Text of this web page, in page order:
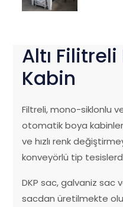
Altı
Kabin
Filtreli, mono-siklonlu
otomatik boya
ve hızlı renk
konveyörlü tip
DKP sac, galvaniz sac
sacdan üretilmekte